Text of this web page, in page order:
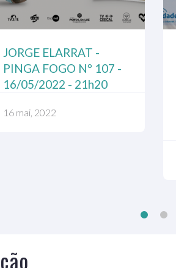
JORGE ELARRAT -
PINGA FOGO Nº 107 -
16/05/2022 - 21h20
16 mai, 2022
de Pedro Leopoldo
2019